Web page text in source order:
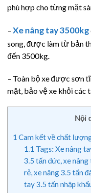
phù hợp cho từng mặt
– Xe nâng tay 3500kg
song, được làm từ bản
đến 3500kg.
– Toàn bộ xe được sơn
mặt, bảo vệ xe khỏi các
Nội
1 Cam kết về chất
1.1 Tags: Xe nâng
3.5 tấn đức, xe
rẻ, xe nâng 3.5 tấn
tay 3.5 tấn nhập